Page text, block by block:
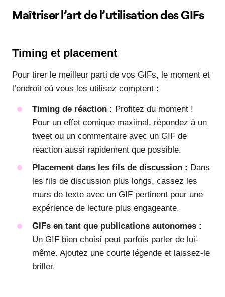
Maîtriser l’art de l’utilisation des GIFs
Timing et placement
Pour tirer le meilleur parti de vos GIFs, le moment et
l’endroit où vous les utilisez comptent :
Timing de réaction : Profitez du moment !
Pour un effet comique maximal, répondez à un
tweet ou un commentaire avec un GIF de
réaction aussi rapidement que possible.
Placement dans les fils de discussion : Dans
les fils de discussion plus longs, cassez les
murs de texte avec un GIF pertinent pour une
expérience de lecture plus engageante.
GIFs en tant que publications autonomes :
Un GIF bien choisi peut parfois parler de lui-
même. Ajoutez une courte légende et laissez-le
briller.